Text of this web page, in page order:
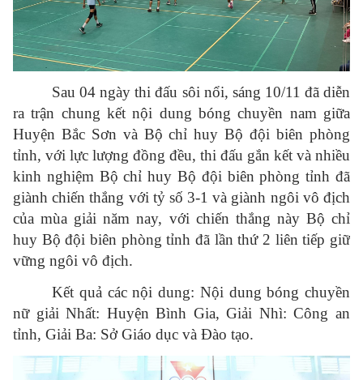
Sau 04 ngày thi đấu sôi nổi, sáng 10/11 đã diễn
ra trận chung kết nội dung bóng chuyền nam giữa
Huyện Bắc Sơn và Bộ chỉ huy Bộ đội biên phòng
tỉnh, với lực lượng đồng đều, thi đấu gắn kết và nhiều
kinh nghiệm Bộ chỉ huy Bộ đội biên phòng tỉnh đã
giành chiến thắng với tỷ số 3-1 và giành ngôi vô địch
của mùa giải năm nay, với chiến thắng này Bộ chỉ
huy Bộ đội biên phòng tỉnh đã lần thứ 2 liên tiếp giữ
vững ngôi vô địch.
Kết quả các nội dung: Nội dung bóng chuyền
nữ giải Nhất: Huyện Bình Gia, Giải Nhì: Công an
tỉnh, Giải Ba: Sở Giáo dục và Đào tạo.